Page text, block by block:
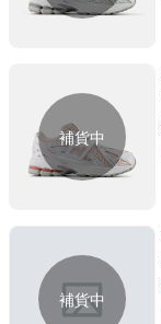
補貨中
補貨中